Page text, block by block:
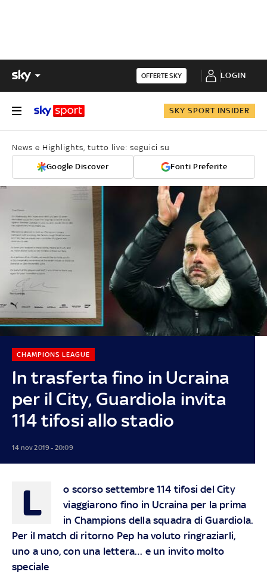
OFFERTE SKY LOGIN
SKY SPORT INSIDER
News e Highlights, tutto live: seguici su
Google Discover Fonti Preferite
In trasferta fino in Ucraina
per il City, Guardiola invita
114 tifosi allo stadio
CHAMPIONS LEAGUE
14 nov 2019 - 20:09
L
o scorso settembre 114 tifosi del City
viaggiarono fino in Ucraina per la prima
in Champions della squadra di Guardiola.
Per il match di ritorno Pep ha voluto ringraziarli,
uno a uno, con una lettera… e un invito molto
speciale